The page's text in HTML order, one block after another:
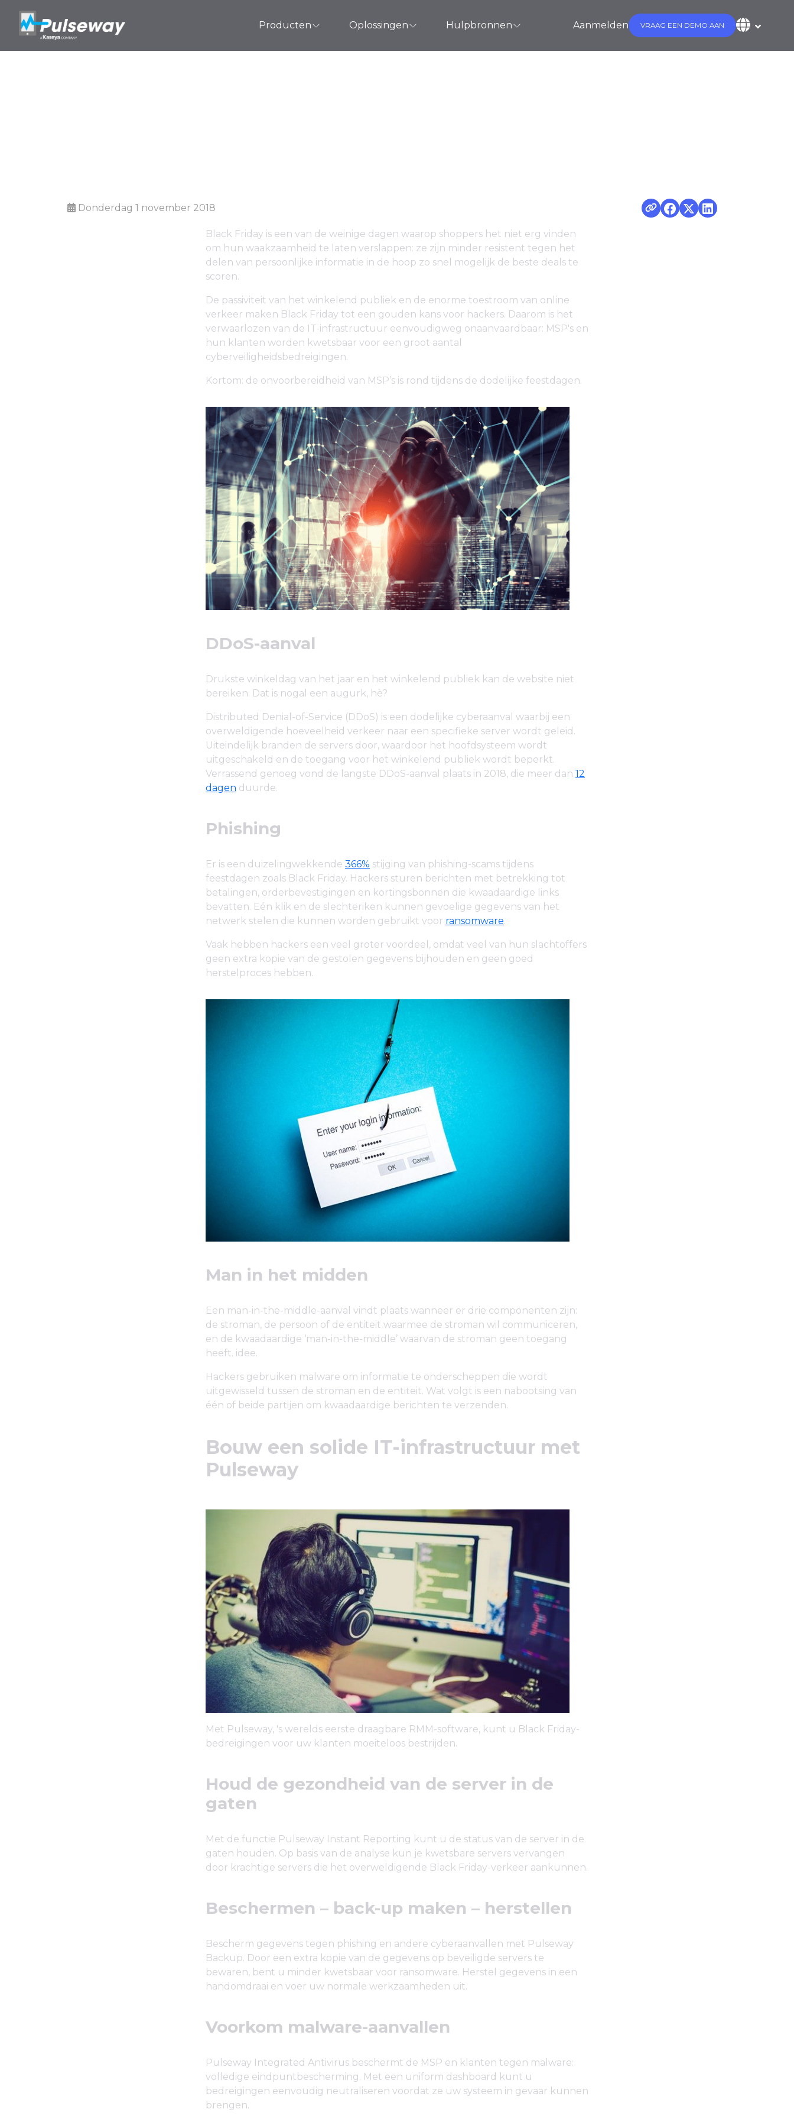
Producten Oplossingen Hulpbronnen Aanmelden VRAAG EEN DEMO AAN
Donderdag 1 november 2018
Black Friday is een van de weinige dagen waarop shoppers het niet erg vinden
om hun waakzaamheid te laten verslappen: ze zijn minder resistent tegen het
delen van persoonlijke informatie in de hoop zo snel mogelijk de beste deals te
scoren.
De passiviteit van het winkelend publiek en de enorme toestroom van online
verkeer maken Black Friday tot een gouden kans voor hackers. Daarom is het
verwaarlozen van de IT-infrastructuur eenvoudigweg onaanvaardbaar: MSP's en
hun klanten worden kwetsbaar voor een groot aantal
cyberveiligheidsbedreigingen.
Kortom: de onvoorbereidheid van MSP’s is rond tijdens de dodelijke feestdagen.
DDoS-aanval
Drukste winkeldag van het jaar en het winkelend publiek kan de website niet
bereiken. Dat is nogal een augurk, hè?
Distributed Denial-of-Service (DDoS) is een dodelijke cyberaanval waarbij een
overweldigende hoeveelheid verkeer naar een specifieke server wordt geleid.
Uiteindelijk branden de servers door, waardoor het hoofdsysteem wordt
uitgeschakeld en de toegang voor het winkelend publiek wordt beperkt.
Verrassend genoeg vond de langste DDoS-aanval plaats in 2018, die meer dan 12
dagen duurde.
Phishing
Er is een duizelingwekkende 366% stijging van phishing-scams tijdens
feestdagen zoals Black Friday. Hackers sturen berichten met betrekking tot
betalingen, orderbevestigingen en kortingsbonnen die kwaadaardige links
bevatten. Eén klik en de slechteriken kunnen gevoelige gegevens van het
netwerk stelen die kunnen worden gebruikt voor ransomware.
Vaak hebben hackers een veel groter voordeel, omdat veel van hun slachtoffers
geen extra kopie van de gestolen gegevens bijhouden en geen goed
herstelproces hebben.
Man in het midden
Een man-in-the-middle-aanval vindt plaats wanneer er drie componenten zijn:
de stroman, de persoon of de entiteit waarmee de stroman wil communiceren,
en de kwaadaardige ‘man-in-the-middle’ waarvan de stroman geen toegang
heeft. idee.
Hackers gebruiken malware om informatie te onderscheppen die wordt
uitgewisseld tussen de stroman en de entiteit. Wat volgt is een nabootsing van
één of beide partijen om kwaadaardige berichten te verzenden.
Bouw een solide IT-infrastructuur met
Pulseway
Met Pulseway, 's werelds eerste draagbare RMM-software, kunt u Black Friday-
bedreigingen voor uw klanten moeiteloos bestrijden.
Houd de gezondheid van de server in de
gaten
Met de functie Pulseway Instant Reporting kunt u de status van de server in de
gaten houden. Op basis van de analyse kun je kwetsbare servers vervangen
door krachtige servers die het overweldigende Black Friday-verkeer aankunnen.
Beschermen – back-up maken – herstellen
Bescherm gegevens tegen phishing en andere cyberaanvallen met Pulseway
Backup. Door een extra kopie van de gegevens op beveiligde servers te
bewaren, bent u minder kwetsbaar voor ransomware. Herstel gegevens in een
handomdraai en voer uw normale werkzaamheden uit.
Voorkom malware-aanvallen
Pulseway Integrated Antivirus beschermt de MSP en klanten tegen malware:
volledige eindpuntbescherming. Met een uniform dashboard kunt u
bedreigingen eenvoudig neutraliseren voordat ze uw systeem in gevaar kunnen
brengen.